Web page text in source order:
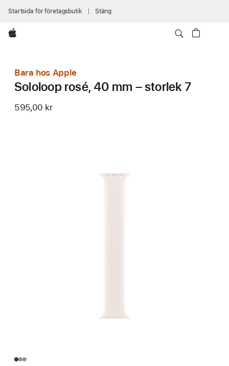
Startsida för företagsbutik Stäng
Apple
Bara hos Apple
Sololoop rosé, 40 mm – storlek 7
595,00 kr